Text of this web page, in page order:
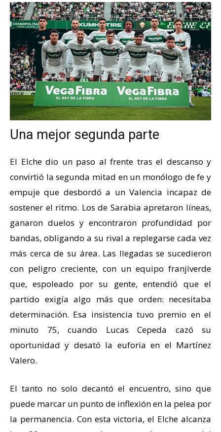
Una mejor segunda parte
El Elche dio un paso al frente tras el descanso y
convirtió la segunda mitad en un monólogo de fe y
empuje que desbordó a un Valencia incapaz de
sostener el ritmo. Los de Sarabia apretaron líneas,
ganaron duelos y encontraron profundidad por
bandas, obligando a su rival a replegarse cada vez
más cerca de su área. Las llegadas se sucedieron
con peligro creciente, con un equipo franjiverde
que, espoleado por su gente, entendió que el
partido exigía algo más que orden: necesitaba
determinación. Esa insistencia tuvo premio en el
minuto 75, cuando Lucas Cepeda cazó su
oportunidad y desató la euforia en el Martínez
Valero.
El tanto no solo decantó el encuentro, sino que
puede marcar un punto de inflexión en la pelea por
la permanencia. Con esta victoria, el Elche alcanza